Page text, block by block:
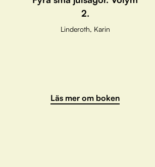
2.
Linderoth, Karin
Läs mer om boken